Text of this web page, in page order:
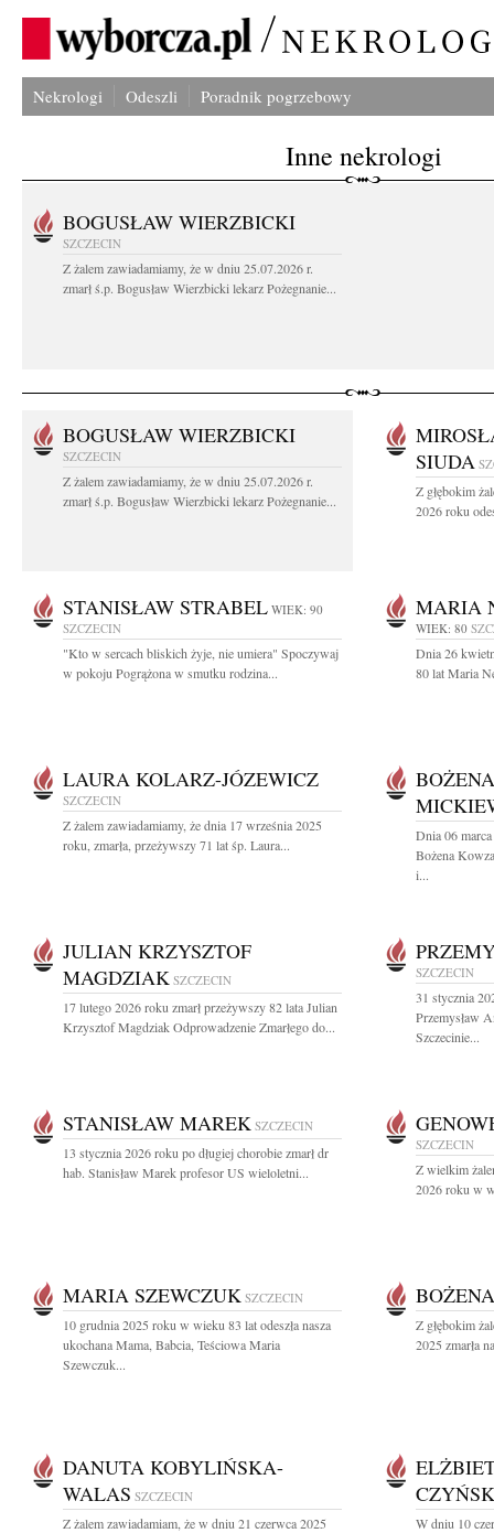
Nekrologi Odeszli Poradnik pogrzebowy
Inne nekrologi
BOGUSŁAW WIERZBICKI
SZCZECIN
Z żalem zawiadamiamy, że w dniu 25.07.2026 r.
zmarł ś.p. Bogusław Wierzbicki lekarz Pożegnanie...
BOGUSŁAW WIERZBICKI
SZCZECIN
Z żalem zawiadamiamy, że w dniu 25.07.2026 r.
zmarł ś.p. Bogusław Wierzbicki lekarz Pożegnanie...
SIUDA
Z głębokim
2026 roku
STANISŁAW STRABEL WIEK: 90
SZCZECIN
"Kto w sercach bliskich żyje, nie umiera" Spoczywaj
w pokoju Pogrążona w smutku rodzina...
MARIA
WIEK: 80
Dnia 26
80 lat Maria
LAURA KOLARZ-JÓZEWICZ
SZCZECIN
Z żalem zawiadamiamy, że dnia 17 września 2025
roku, zmarła, przeżywszy 71 lat śp. Laura...
Dnia 06
Bożena
i...
JULIAN KRZYSZTOF
MAGDZIAK SZCZECIN
17 lutego 2026 roku zmarł przeżywszy 82 lata Julian
Krzysztof Magdziak Odprowadzenie Zmarłego do...
SZCZECIN
31 stycznia
Przemysław
Szczecinie...
STANISŁAW MAREK SZCZECIN
13 stycznia 2026 roku po długiej chorobie zmarł dr
hab. Stanisław Marek profesor US wieloletni...
SZCZECIN
Z wielkim
2026 roku w
MARIA SZEWCZUK SZCZECIN
10 grudnia 2025 roku w wieku 83 lat odeszła nasza
ukochana Mama, Babcia, Teściowa Maria
Szewczuk...
Z głębokim
2025 zmarła
DANUTA KOBYLIŃSKA-
WALAS SZCZECIN
Z żalem zawiadamiam, że w dniu 21 czerwca 2025
W dniu 10